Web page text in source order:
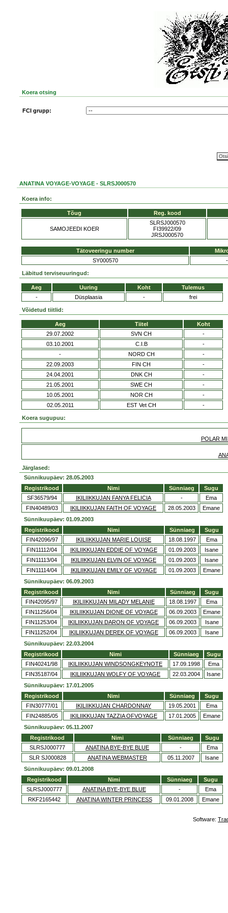
Koera otsing
FCI grupp:
ANATINA VOYAGE-VOYAGE - SLRSJ000570
Koera info:
Tõug Reg. kood
SAMOJEEDI KOER
SLRSJ000570
FI39922/09
JRSJ000570
Tätoveeringu number
SY000570
-
Läbitud terviseuuringud:
Aeg Uuring Koht
Tulemus
-
Düsplaasia - frei
Võidetud tiitlid:
Aeg Tiitel
Koht
29.07.2002
SVN CH
-
03.10.2001
C.I.B
-
-
NORD CH
-
22.09.2003
FIN CH
-
24.04.2001
DNK CH
-
21.05.2001
SWE CH
-
10.05.2001
NOR CH
-
02.05.2011
EST Vet CH -
Koera sugupuu:
POLAR
Järglased:
Sünnikuupäev: 28.05.2003
Registrikood
Nimi Sünniaeg
Sugu
SF36579/94
IKILIIKKUJAN FANYA FELICIA -
Ema
FIN40489/03
IKILIIKKUJAN FAITH OF VOYAGE 28.05.2003
Emane
Sünnikuupäev: 01.09.2003
Registrikood
Nimi Sünniaeg
Sugu
FIN42096/97
IKILIIKKUJAN MARIE LOUISE 18.08.1997
Ema
FIN11112/04
IKILIIKKUJAN EDDIE OF VOYAGE 01.09.2003
Isane
FIN11113/04
IKILIIKKUJAN ELVIN OF VOYAGE 01.09.2003
Isane
FIN11114/04
IKILIIKKUJAN EMILY OF VOYAGE 01.09.2003
Emane
Sünnikuupäev: 06.09.2003
Registrikood
Nimi Sünniaeg
Sugu
FIN42095/97
IKILIIKKUJAN MILADY MELANIE 18.08.1997
Ema
FIN11256/04
IKILIIKKUJAN DIONE OF VOYAGE 06.09.2003
Emane
FIN11253/04
IKILIIKKUJAN DARON OF VOYAGE 06.09.2003
Isane
FIN11252/04
IKILIIKKUJAN DEREK OF VOYAGE 06.09.2003
Isane
Sünnikuupäev: 22.03.2004
Registrikood
Nimi Sünniaeg
Sugu
FIN40241/98
IKILIIKKUJAN WINDSONGKEYNOTE 17.09.1998
Ema
FIN35187/04
IKILIIKKUJAN WOLFY OF VOYAGE 22.03.2004
Isane
Sünnikuupäev: 17.01.2005
Registrikood
Nimi Sünniaeg
Sugu
FIN30777/01
IKILIIKKUJAN CHARDONNAY 19.05.2001
Ema
FIN24885/05
IKILIIKKUJAN TAZZIA OFVOYAGE 17.01.2005
Emane
Sünnikuupäev: 05.11.2007
Registrikood
Nimi Sünniaeg
Sugu
SLRSJ000777
ANATINA BYE-BYE BLUE -
Ema
SLR SJ000828
ANATINA WEBMASTER 05.11.2007
Isane
Sünnikuupäev: 09.01.2008
Registrikood
Nimi Sünniaeg
Sugu
SLRSJ000777
ANATINA BYE-BYE BLUE -
Ema
RKF2165442
ANATINA WINTER PRINCESS 09.01.2008 Emane
Software: